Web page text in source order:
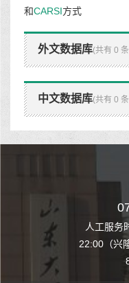
和CARSI方式
外文数据库(共有 0 条
中文数据库(共有 0 条
至周日8:00-
园校区图书馆
人工服务
22:00（兴